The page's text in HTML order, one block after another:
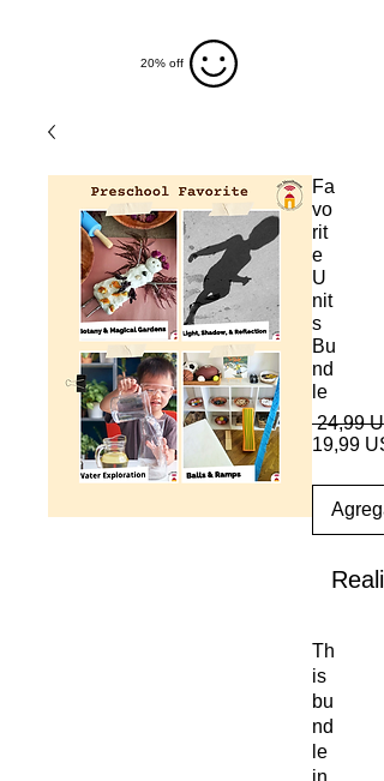
20% off
Fa
vo
rit
e
U
nit
s
Bu
nd
le
24,99
19,99
Th
is
bu
nd
le
in